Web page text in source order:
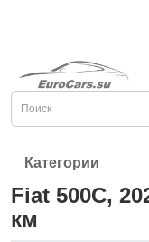
Категории
Fiat 500C,
км